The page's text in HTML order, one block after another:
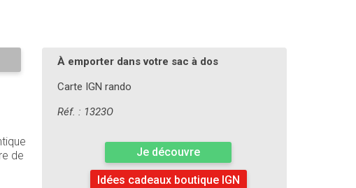
de
À emporter dans votre sac à dos
Carte IGN rando
Réf. : 1323O
Je découvre
Idées cadeaux boutique IGN